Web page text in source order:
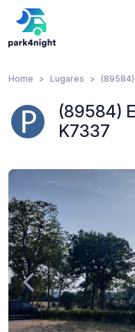
Home Lugares (89584)
(89584)
K7337